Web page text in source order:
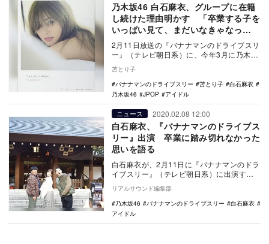
乃木坂46 白石麻衣、グループに在籍
し続けた理由明かす 「卒業する子を
いっぱい見て、まだいなきゃなっ
て……」
2月11日放送の『バナナマンのドライブスリ
ー』（テレビ朝日系）に、今年3月に乃木坂
語って…
苫とり子
バナナマンのドライブスリー
苫とり子
白石麻衣
乃木坂46
JPOP アイドル
ニュース 2020.02.08 12:00
白石麻衣、『バナナマンのドライブス
リー』出演 卒業に踏み切れなかった
思いを語る
白石麻衣が、2月11日に『バナナマンのドラ
イブスリー』（テレビ朝日系）に出演す
緒に…
リアルサウンド編集部
乃木坂46
バナナマンのドライブスリー
白石麻衣
アイドル